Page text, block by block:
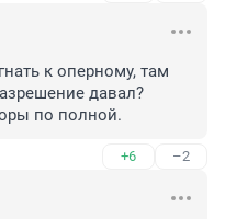
к оперному, там
давал?
по полной.
+6 –2